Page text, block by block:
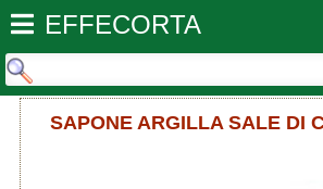
EFFECORTA
SAPONE ARGILLA SALE DI